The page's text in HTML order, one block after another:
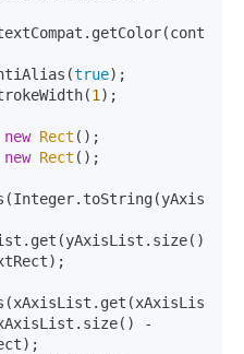
true);
1 );
new Rect ();
new Rect ();